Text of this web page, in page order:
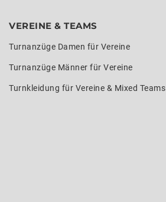
VEREINE & TEAMS
Turnanzüge Damen für Vereine
Turnanzüge Männer für Vereine
Turnkleidung für Vereine & Mixed Teams